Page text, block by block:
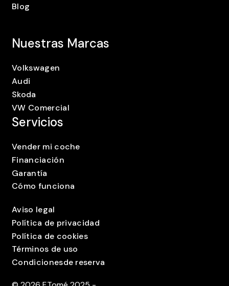
Blog
Nuestras Marcas
Volkswagen
Audi
Skoda
VW Comercial
Servicios
Vender mi coche
Financiación
Garantía
Cómo funciona
Aviso legal
Política de privacidad
Política de cookies
Términos de uso
Condicionesde reserva